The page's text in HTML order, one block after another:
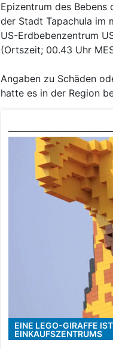
Epizentrum des
der Stadt Tapachula im
US-Erdbebenzentrum
(Ortszeit; 00.43 Uhr
Angaben zu Schäden
hatte es in der Region
EINE LEGO-GIRAFFE
EINKAUFSZENTRUMS